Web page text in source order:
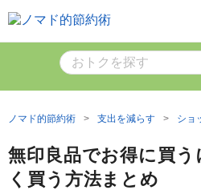
ノマド的節約術 支出を減らす ショ
無印良品でお得に買
く買う方法まとめ